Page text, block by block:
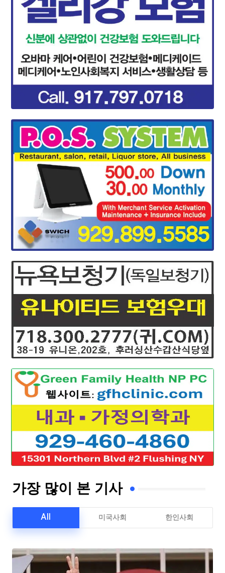
가장 많이 본 기사
All 미국사회 한인사회